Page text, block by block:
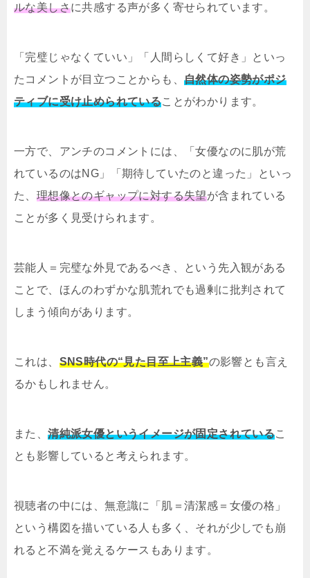
ルな美しさに共感する声が多く寄せられています。
「完璧じゃなくていい」「人間らしくて好き」といっ
たコメントが目立つことからも、 自然体の姿勢がポジ
ティブに受け止められていることがわかります。
一方で、アンチのコメントには、「女優なのに肌が荒
れているのはNG」「期待していたのと違った」といっ
た、 理想像とのギャップに対する失望が含まれている
ことが多く見受けられます。
芸能人＝完璧な外見であるべき、という先入観がある
ことで、ほんのわずかな肌荒れでも過剰に批判されて
しまう傾向があります。
これは、 SNS時代の“見た目至上主義”の影響とも言え
るかもしれません。
また、清純派女優というイメージが固定されているこ
とも影響していると考えられます。
視聴者の中には、無意識に「肌＝清潔感＝女優の格」
という構図を描いている人も多く、それが少しでも崩
れると不満を覚えるケースもあります。